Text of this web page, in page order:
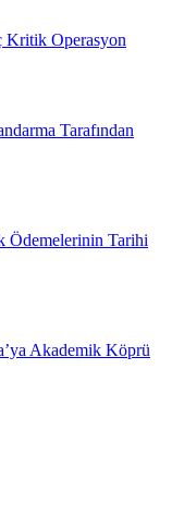
Operasyon
Tarafından
Ödemelerinin Tarihi
Akademik Köprü